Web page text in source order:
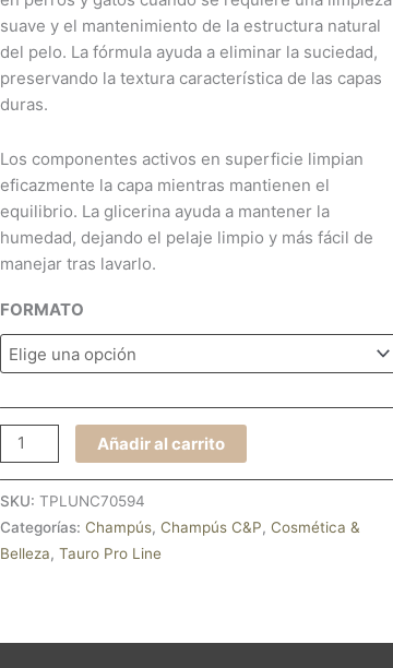
suave y el mantenimiento de la estructura natural
del pelo. La fórmula ayuda a eliminar la suciedad,
preservando la textura característica de las capas
duras.
Los componentes activos en superficie limpian
eficazmente la capa mientras mantienen el
equilibrio. La glicerina ayuda a mantener la
humedad, dejando el pelaje limpio y más fácil de
manejar tras lavarlo.
FORMATO
cantidad
Añadir al carrito
SKU: TPLUNC70594
Categorías: Champús, Champús C&P, Cosmética &
Belleza, Tauro Pro Line